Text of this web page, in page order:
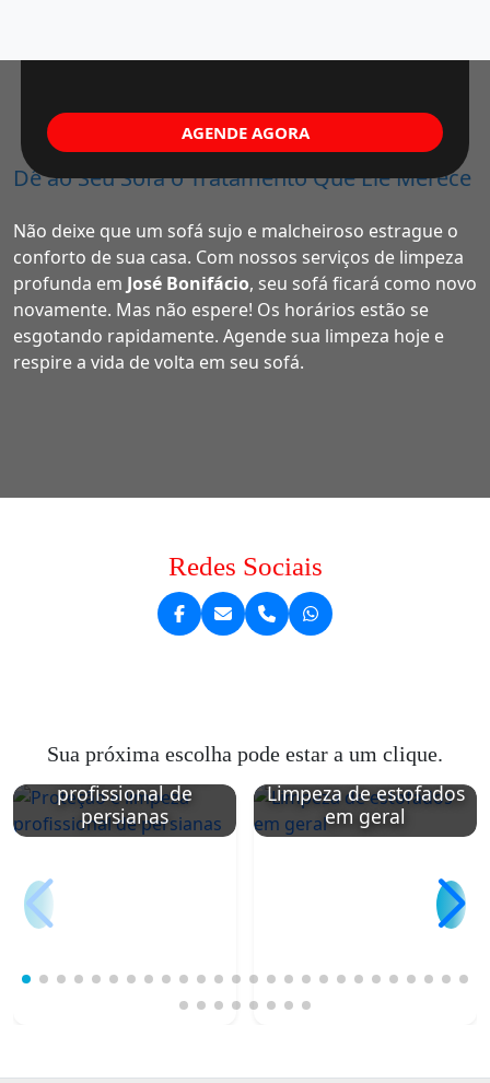
Dê ao Seu Sofá o Tratamento Que Ele Merece
Não deixe que um sofá sujo e malcheiroso estrague o
conforto de sua casa. Com nossos serviços de limpeza
profunda em José Bonifácio, seu sofá ficará como novo
novamente. Mas não espere! Os horários estão se
esgotando rapidamente. Agende sua limpeza hoje e
respire a vida de volta em seu sofá.
AGENDE AGORA
Redes Sociais
Sua próxima escolha pode estar a um clique.
Proteção e limpeza
profissional de
persianas
Limpeza de estofados
em geral